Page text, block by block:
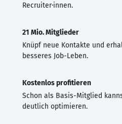
Recruiter·innen.
21 Mio. Mitglieder
Knüpf neue Kontakte und
besseres Job-Leben.
Kostenlos profitieren
Schon als Basis-Mitglied
deutlich optimieren.